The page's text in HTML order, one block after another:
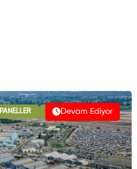
Devam Ediyor
PANELLER B2B GÖRÜŞMELERI